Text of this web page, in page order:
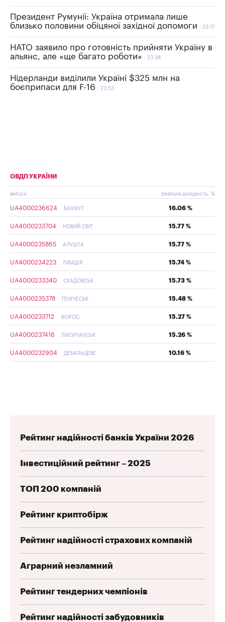
Президент Румунії: Україна отримала лише
близько половини обіцяної західної допомоги
23:17
НАТО заявило про готовність прийняти Україну в
альянс, але «ще багато роботи»
23:38
Нідерланди виділили Україні $325 млн на
боєприпаси для F-16
23:53
ОВДП УКРАЇНИ
випуск реальна дохідність, %
UA4000236624 БАХМУТ 16.06 %
UA4000233704 НОВИЙ СВІТ 15.77 %
UA4000235865 АЛУШТА 15.77 %
UA4000234223 ЛІВАДІЯ 15.74 %
UA4000233340 СКАДОВСЬК 15.73 %
UA4000235378 ГЕНІЧЕСЬК 15.48 %
UA4000233712 ФОРОС 15.27 %
UA4000237416 ЛИСИЧАНСЬК 15.26 %
UA4000232904 ДЕБАЛЬЦЕВЕ 10.16 %
Рейтинг надійності банків України 2026
Інвестиційний рейтинг – 2025
ТОП 200 компаній
Рейтинг криптобірж
Рейтинг надійності страхових компаній
Аграрний незламний
Рейтинг тендерних чемпіонів
Рейтинг надійності забудовників